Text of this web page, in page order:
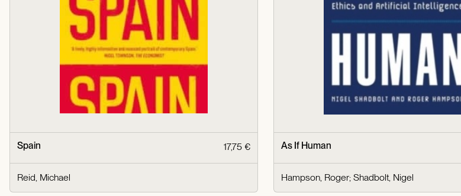
Spain 17,75 €
Reid, Michael
As If Human
Hampson, Roger;Shadbolt, Nigel